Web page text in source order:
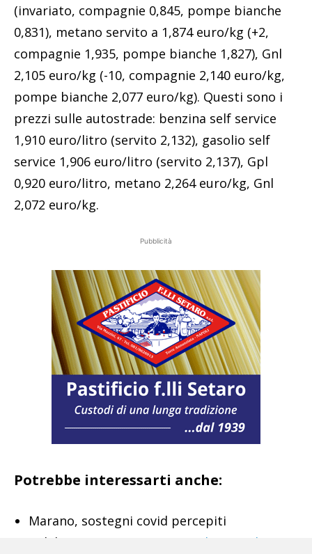
(invariato, compagnie 0,845, pompe bianche
0,831), metano servito a 1,874 euro/kg (+2,
compagnie 1,935, pompe bianche 1,827), Gnl
2,105 euro/kg (-10, compagnie 2,140 euro/kg,
pompe bianche 2,077 euro/kg). Questi sono i
prezzi sulle autostrade: benzina self service
1,910 euro/litro (servito 2,132), gasolio self
service 1,906 euro/litro (servito 2,137), Gpl
0,920 euro/litro, metano 2,264 euro/kg, Gnl
2,072 euro/kg.
Pubblicità
Potrebbe interessarti anche:
Marano, sostegni covid percepiti
indebitamente:
sequestrato da 245mila euro